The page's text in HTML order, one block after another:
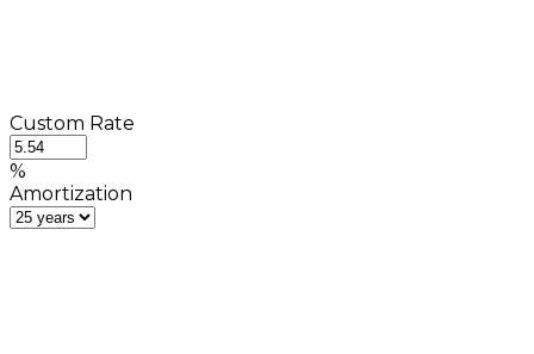
Custom Rate
%
Amortization